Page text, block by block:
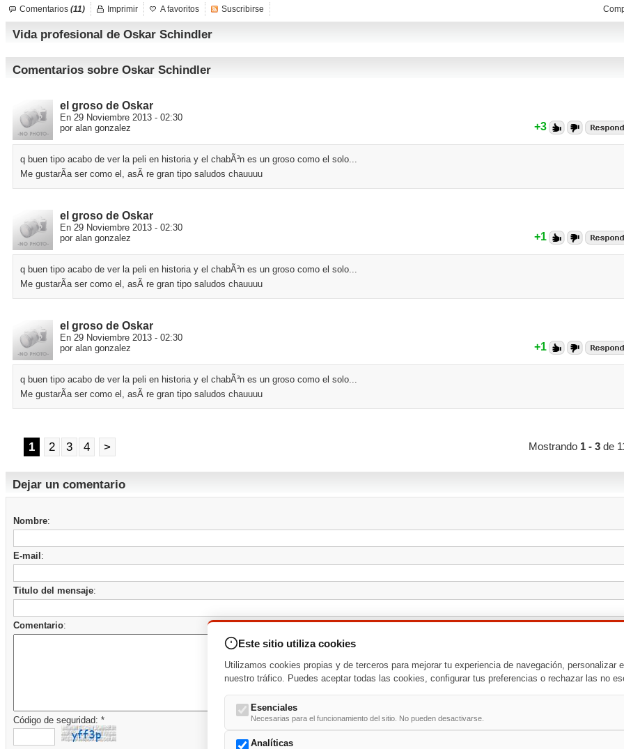
Comentarios (11) Imprimir A favoritos Suscribirse
Vida profesional de Oskar Schindler
Comentarios sobre Oskar Schindler
el groso de Oskar
En 29 Noviembre 2013 - 02:30
por alan gonzalez
+3
q buen tipo acabo de ver la peli en historia y el chabÃ³n es un groso como el solo...
Me gustarÃ­a ser como el, asÃ­ re gran tipo saludos chauuuu
el groso de Oskar
En 29 Noviembre 2013 - 02:30
por alan gonzalez
+1
q buen tipo acabo de ver la peli en historia y el chabÃ³n es un groso como el solo...
Me gustarÃ­a ser como el, asÃ­ re gran tipo saludos chauuuu
el groso de Oskar
En 29 Noviembre 2013 - 02:30
por alan gonzalez
+1
q buen tipo acabo de ver la peli en historia y el chabÃ³n es un groso como el solo...
Me gustarÃ­a ser como el, asÃ­ re gran tipo saludos chauuuu
1 2 3 4 > Mostrando 1 - 3 de
Dejar un comentario
Nombre:
E-mail :
Titulo del mensaje:
Comentario:
Código de seguridad: *
Este sitio utiliza cookies
Utilizamos cookies propias y de terceros para mejorar tu experiencia de navegación, personalizar
nuestro tráfico. Puedes aceptar todas las cookies, configurar tus preferencias o rechazar las no
Esenciales
Necesarias para el funcionamiento del sitio. No pueden desactivarse.
Analíticas